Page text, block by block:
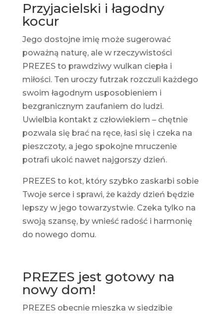
Przyjacielski i łagodny
kocur
Jego dostojne imię może sugerować
poważną naturę, ale w rzeczywistości
PREZES to prawdziwy wulkan ciepła i
miłości. Ten uroczy futrzak rozczuli każdego
swoim łagodnym usposobieniem i
bezgranicznym zaufaniem do ludzi.
Uwielbia kontakt z człowiekiem – chętnie
pozwala się brać na ręce, łasi się i czeka na
pieszczoty, a jego spokojne mruczenie
potrafi ukoić nawet najgorszy dzień.
PREZES to kot, który szybko zaskarbi sobie
Twoje serce i sprawi, że każdy dzień będzie
lepszy w jego towarzystwie. Czeka tylko na
swoją szansę, by wnieść radość i harmonię
do nowego domu.
PREZES jest gotowy na
nowy dom!
PREZES obecnie mieszka w siedzibie